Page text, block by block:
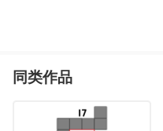
同类作品